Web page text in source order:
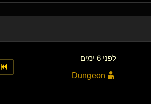
לפני 6 ימים
Dungeon